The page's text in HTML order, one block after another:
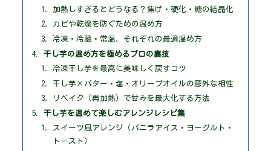
加熱しすぎるとどうなる？焦げ・硬化・糖の結晶化
カビや乾燥を防ぐための温め方
冷凍・冷蔵・常温、それぞれの最適温め方
干し芋の温め方を極めるプロの裏技
冷凍干し芋を最高に美味しく戻すコツ
干し芋×バター・塩・オリーブオイルの意外な相性
リベイク（再加熱）で甘みを最大化する方法
干し芋を温めて楽しむアレンジレシピ集
スイーツ風アレンジ（バニラアイス・ヨーグルト・
トースト）